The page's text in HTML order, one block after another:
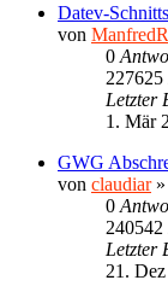
Datev-
von
0
227625
Letzter
1. Mär
GWG
von claudiar»
0
240542
Letzter
21.